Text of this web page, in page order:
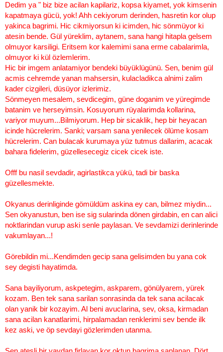
Dedim ya " biz bize acilan kapilariz, kopsa kiyamet, yok kimsenin
kapatmaya gücü, yok! Ahh cekiyorum derinden, hasretin kor olup
yakinca bagrimi. Hic cikmiyorsun ki icimden, hic sönmüyor ki
atesin bende. Gül yüreklim, aytanem, sana hangi hitapla gelsem
olmuyor karsiligi. Eritsem kor kalemimi sana erme cabalarimla,
olmuyor ki kül özlemlerim.
Hic bir imgem anlatamiyor bendeki büyüklügünü. Sen, benim gül
acmis cehremde yanan mahsersin, kulacladikca alnimi zalim
kader cizgileri, düsüyor izlerimiz.
Sönmeyen mesalem, sevdicegim, güne doganim ve yüregimde
batanim ve herseyimsin. Kosuyorum rüyalarimda kollarina,
variyor muyum...Bilmiyorum. Hep bir sicaklik, hep bir heyacan
icinde hücrelerim. Sanki; varsam sana yenilecek ölüme kosam
hücrelerim. Can bulacak kurumaya yüz tutmus dallarim, acacak
bahara fidelerim, güzellesecegiz cicek cicek iste.
Offf bu nasil sevdadir, agirlastikca yükü, tadi bir baska
güzellesmekte.
Okyanus derinliginde gömüldüm askina ey can, bilmez miydin...
Sen okyanustun, ben ise sig sularinda dönen girdabin, en can alici
noktlarindan vurup aski senle paylasan. Ve sevdamizi derinlerinde
vakumlayan...!
Görebildin mi...Kendimden gecip sana gelisimden bu yana cok
sey degisti hayatimda.
Sana bayiliyorum, askpetegim, askparem, gönülyarem, yürek
kozam. Ben tek sana sarilan sonrasinda da tek sana acilacak
olan yanik bir kozayim. Al beni avuclarina, sev, oksa, kirmadan
sana acilan kanatlarimi, hirpalamadan renklerimi sev bende ilk
kez aski, ve öp sevdayi gözlerimden utanma.